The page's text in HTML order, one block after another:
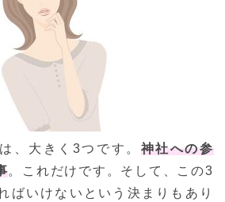
、大きく3つです。 神社への参
。これだけです。そして、この3
ばいけないという決まりもあり